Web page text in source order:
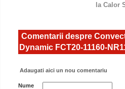
la Calor
Comentarii despre
Dynamic FCT20-11160-
Adaugati aici un nou comentariu
Nume